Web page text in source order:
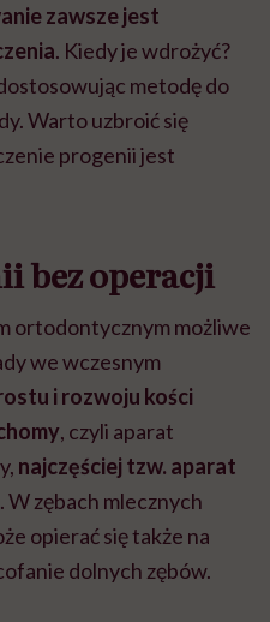
zawsze jest
. Kiedy je wdrożyć?
metodę do
Warto uzbroić się
progenii jest
bez operacji
ortodontycznym możliwe
we wczesnym
i rozwoju kości
, czyli aparat
najczęściej tzw. aparat
. W zębach mlecznych
opierać się także na
dolnych zębów.